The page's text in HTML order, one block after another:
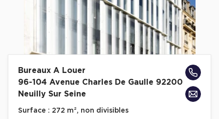
Plateaux opérés à Lyon
Plateaux opérés à Neuilly-sur-Seine
Plateaux opérés à Saint-Ouen
Plateaux opérés à Boulogne-Billancourt
Collections Flex / Coworking
Bureaux A Louer
96-104 Avenue Charles De Gaulle 92200
Neuilly Sur Seine
Surface : 272 m², non divisibles